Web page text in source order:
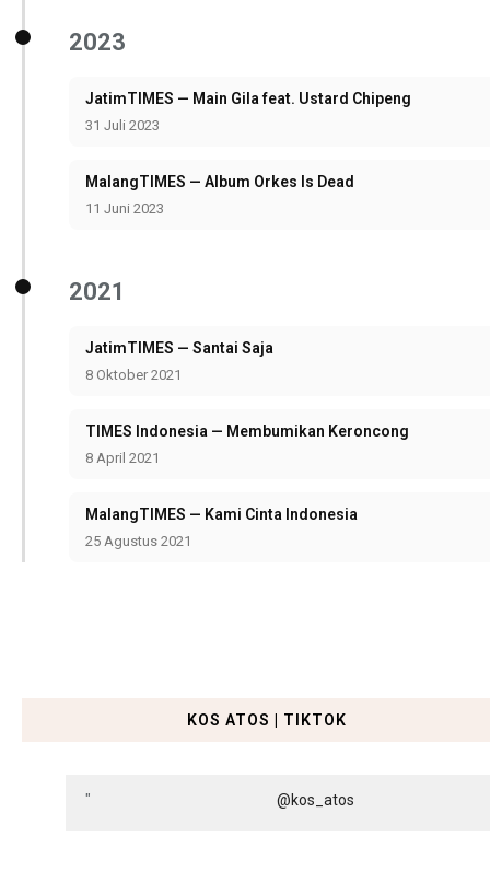
2023
JatimTIMES — Main Gila feat. Ustard Chipeng
31 Juli 2023
MalangTIMES — Album Orkes Is Dead
11 Juni 2023
2021
JatimTIMES — Santai Saja
8 Oktober 2021
TIMES Indonesia — Membumikan Keroncong
8 April 2021
MalangTIMES — Kami Cinta Indonesia
25 Agustus 2021
KOS ATOS | TIKTOK
@kos_atos